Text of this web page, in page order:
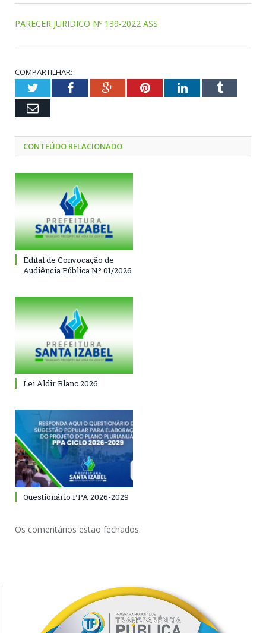
PARECER JURIDICO Nº 139-2022 ASS
COMPARTILHAR:
TwitterFacebookGoogle+PinterestLinkedInTumblr
Email
CONTEÚDO RELACIONADO
Edital de Convocação de
Audiência Pública Nº 01/2026
Lei Aldir Blanc 2026
Questionário PPA 2026-2029
Os comentários estão fechados.